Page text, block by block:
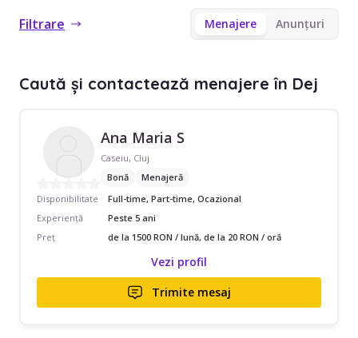
Filtrare Menajere Anunțuri
Caută și contactează menajere în Dej
Ana Maria S
Caseiu, Cluj
Bonă
Menajeră
Disponibilitate
Full-time, Part-time, Ocazional
Experiență
Peste 5 ani
Preț
de la 1500 RON / lună, de la 20 RON / oră
Vezi profil
Trimite mesaj